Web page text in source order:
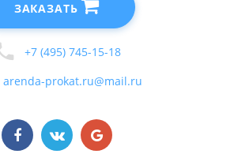
ЗАКАЗАТЬ
+7 (495) 745-15-18
arenda-prokat.ru@mail.ru